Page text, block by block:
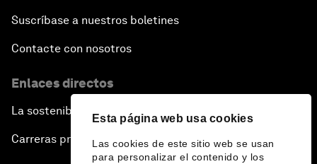
Esta página web usa cookies
Las cookies de este sitio web se usan
para personalizar el contenido y los
Suscríbase a nuestros boletines
Contacte con nosotros
Enlaces directos
La sostenibilidad en el Foro
Carreras profesionales